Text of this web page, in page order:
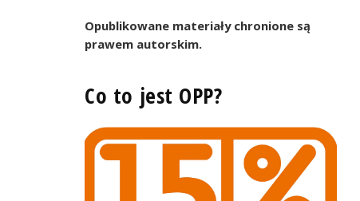
Opublikowane materiały chronione są
prawem autorskim.
Co to jest OPP?